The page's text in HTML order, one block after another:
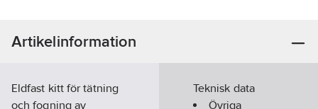
Artikelinformation
Eldfast kitt för tätning
och fogning av
Teknisk data
Övriga